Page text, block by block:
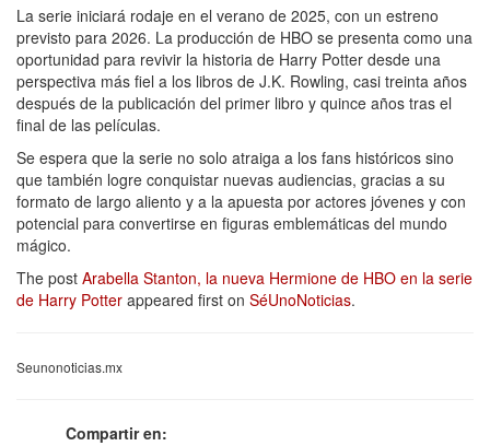
La serie iniciará rodaje en el verano de 2025, con un estreno
previsto para 2026. La producción de HBO se presenta como una
oportunidad para revivir la historia de Harry Potter desde una
perspectiva más fiel a los libros de J.K. Rowling, casi treinta años
después de la publicación del primer libro y quince años tras el
final de las películas.
Se espera que la serie no solo atraiga a los fans históricos sino
que también logre conquistar nuevas audiencias, gracias a su
formato de largo aliento y a la apuesta por actores jóvenes y con
potencial para convertirse en figuras emblemáticas del mundo
mágico.
The post Arabella Stanton, la nueva Hermione de HBO en la serie
de Harry Potter appeared first on SéUnoNoticias.
Seunonoticias.mx
Compartir en: